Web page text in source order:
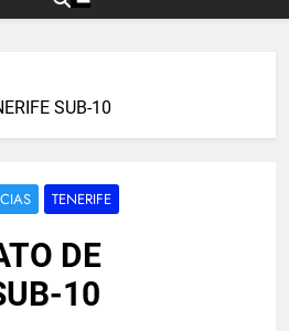
SUB-10
TENERIFE
DE
10